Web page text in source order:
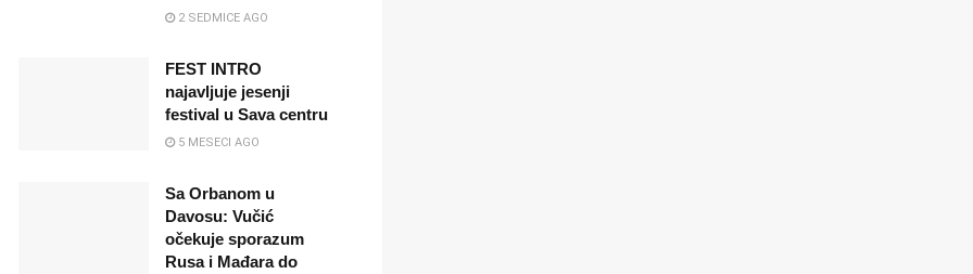
2 SEDMICE AGO
FEST INTRO
najavljuje jesenji
festival u Sava centru
5 MESECI AGO
Sa Orbanom u
Davosu: Vučić
očekuje sporazum
Rusa i Mađara do